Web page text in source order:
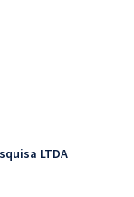
LTDA